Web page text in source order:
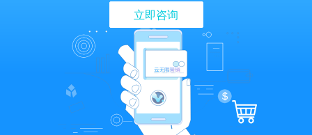
托管代运营
舆情监控 APP开发
百度SEO诊断
关键词优化
SEO优化诊断
SEO基础优化
关键词排名
关于我们
管理团队
立即咨询